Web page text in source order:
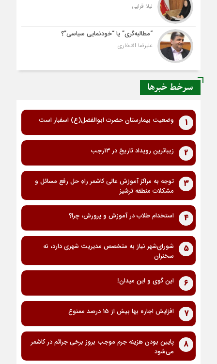
لیلا قرایی
“مطالبه‌گری” یا “خودنمایی سیاسی”؟
علیرضا افتخاری
سرخط خبرها
1 وضعیت بیمارستان حضرت ابوالفضل(ع) اسفبار است
2 زیباترین رویداد تاریخ در ۱۳رجب
3
توجه به مراکز آموزش عالی کاشمر راهِ حل رفع مسائل و
مشکلات منطقه ترشیز
4 استخدام طلاب در آموزش و پرورش، چرا؟
5
شورای‌شهر نیاز به متخصص مدیریت شهری دارد، نه
سخنران
6 این گوی و این میدان!
7 افزایش اجاره بها بیش از 15 درصد ممنوع
8
پایین بودن هزینه جرم موجب بروز برخی جرائم در کاشمر
می‌شود